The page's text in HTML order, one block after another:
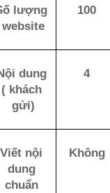
lượng
website
100
dung
( khách
gửi)
4
Viết nội
dung
chuẩn
Không